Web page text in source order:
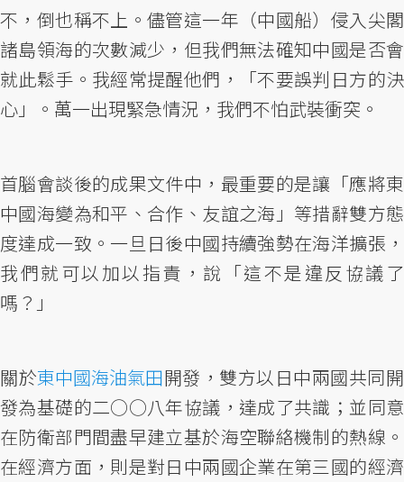
不，倒也稱不上。儘管這一年（中國船）侵入尖閣
諸島領海的次數減少，但我們無法確知中國是否會
就此鬆手。我經常提醒他們，「不要誤判日方的決
心」。萬一出現緊急情況，我們不怕武裝衝突。
首腦會談後的成果文件中，最重要的是讓「應將東
中國海變為和平、合作、友誼之海」等措辭雙方態
度達成一致。一旦日後中國持續強勢在海洋擴張，
我們就可以加以指責，說「這不是違反協議了
嗎？」
關於東中國海油氣田開發，雙方以日中兩國共同開
發為基礎的二○○八年協議，達成了共識；並同意
在防衛部門間盡早建立基於海空聯絡機制的熱線。
在經濟方面，則是對日中兩國企業在第三國的經濟